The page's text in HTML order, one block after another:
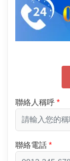
聯絡人稱呼
聯絡電話